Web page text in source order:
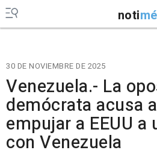
noti
30 DE NOVIEMBRE DE 2025
Venezuela.- La
demócrata acusa
empujar a EEUU a
con Venezuela